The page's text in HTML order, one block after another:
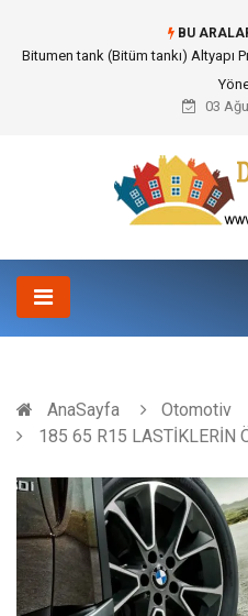
BU
Güvenilir Chip Satışı: Kesintisiz
03
AnaSayfa
Otomotiv
185 65 R15 LASTİKLERİN